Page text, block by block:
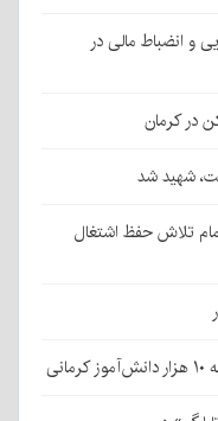
و انضباط مالی در
شهید شد
تلاش حفظ اشتغال